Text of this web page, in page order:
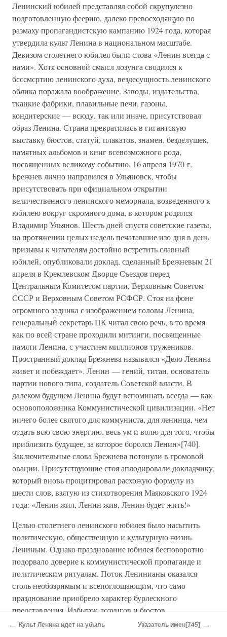
Ленинский юбилей представлял собой скрупулезно
подготовленную феерию, далеко превосходящую по
размаху пропагандистскую кампанию 1924 года, которая
утвердила культ Ленина в национальном масштабе.
Девизом столетнего юбилея были слова «Ленин всегда с
нами». Хотя основной смысл лозунга сводился к
бсссмсртию ленинского духа, вездесущность ленинского
облика поражала воображение. Заводы, издательства,
ткацкие фабрики, плавильные печи, газоны,
кондитерские — всюду, так или иначе, присутствовал
образ Ленина. Страна превратилась в гигантскую
выставку бюстов, статуй, плакатов, знамен, безделушек,
памятных альбомов и книг всевозможного рода,
посвященных великому событию. 16 апреля 1970 г.
Брежнев лично направился в Ульяновск, чтобы
присутствовать при официальном открытии
величественного ленинского мемориала, возведенного к
юбилею вокруг скромного дома, в котором родился
Владимир Ульянов. Шесть дней спустя советские газеты,
на протяжении целых недель печатавшие изо дня в день
призывы к читателям достойно встретить славный
юбилей, опубликовали доклад, сделанный Брежневым 21
апреля в Кремлевском Дворце Съездов перед
Центральным Комитетом партии, Верховным Советом
СССР и Верховным Советом РСФСР. Стоя на фоне
огромного задника с изображением головы Ленина,
генеральный секретарь ЦК читал свою речь, в то время
как по всей стране проходили митинги, посвященные
памяти Ленина, с участием миллионов тружеников.
Пространный доклад Брежнева назывался «Дело Ленина
живет и побеждает». Ленин — гений, титан, основатель
партии нового типа, создатель Советской власти. В
далеком будущем Ленина будут вспоминать всегда — как
основоположника Коммунистической цивилизации. «Нет
ничего более святого для коммуниста, для ленинца, чем
отдать всю свою энергию, весь ум и волю для того, чтобы
приблизить будущее, за которое боролся Ленин»[740].
Заключительные слова Брежнева потонули в громовой
овации. Присутствующие стоя аплодировали докладчику,
который вновь процитировал расхожую формулу из
шести слов, взятую из стихотворения Маяковского 1924
года: «Ленин жил, Ленин жив, Ленин будет жить!»
Целью столетнего ленинского юбилея было насытить
политическую, общественную и культурную жизнь
Лениным. Однако празднование юбилея бесповоротно
подорвало доверие к коммунистической пропаганде и
политическим ритуалам. Поток Ленинианы оказался
столь необозримым и всепоглощающим, что само
празднование приобрело характер бурлескного
представления. Избыток лозунгов и бюстов,
нескончаемые речи, назойливо однообразные статьи,
← Культ Ленина идет на убыль Указатель имен[745] →